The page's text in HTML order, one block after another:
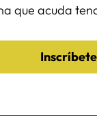
que acuda
Inscríbete